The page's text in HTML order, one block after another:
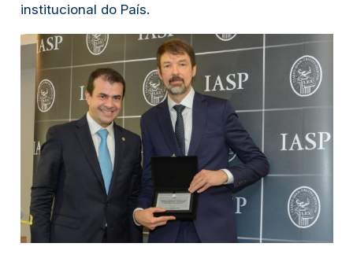
institucional do País.